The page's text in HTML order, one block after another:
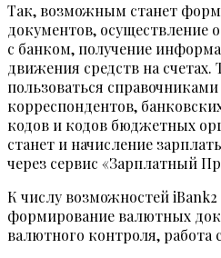
Так, возможным станет
документов, осуществление
с банком, получение
движения средств на
пользоваться
корреспондентов,
кодов и кодов бюджетных
станет и начисление
через сервис «Зарплатный
К числу возможностей
формирование валютных
валютного контроля, работа